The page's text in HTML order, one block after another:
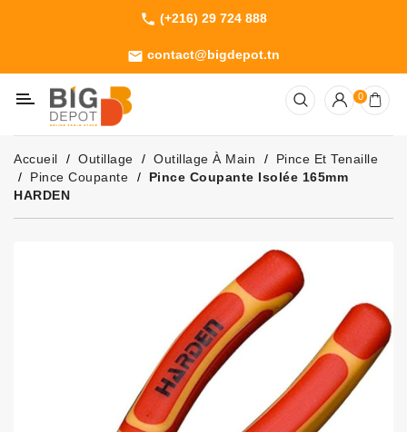
phone (+216) 29 724 888
email contact@bigdepot.tn
Machines
Outillage
Jardinage
Consommables
0
Accueil Outillage Outillage À Main
Pince Et Tenaille
Pince Coupante
Pince Coupante Isolée 165mm
HARDEN